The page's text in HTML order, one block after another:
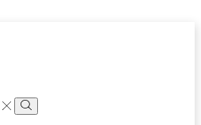
Vyhľadávanie